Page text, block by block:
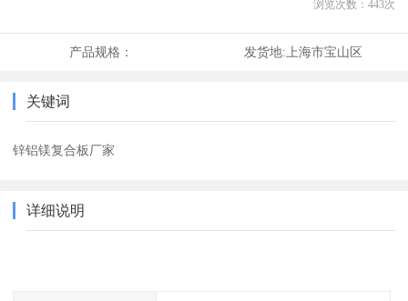
浏览次数： 443次
产品规格： 发货地: 上海市宝山区
关键词
锌铝镁复合板厂家
详细说明